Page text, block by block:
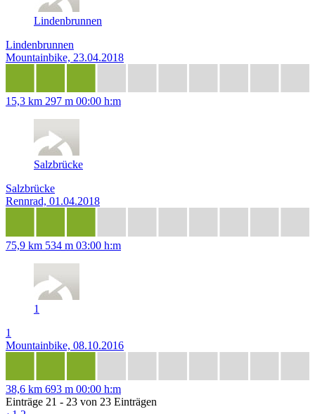
Lindenbrunnen
Lindenbrunnen
Mountainbike, 23.04.2018
15,3 km 297 m 00:00 h:m
Salzbrücke
Salzbrücke
Rennrad, 01.04.2018
75,9 km 534 m 03:00 h:m
1
1
Mountainbike, 08.10.2016
38,6 km 693 m 00:00 h:m
Einträge 21 - 23 von 23 Einträgen